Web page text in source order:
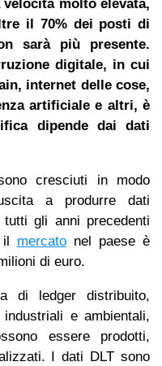
molto elevata,
il 70% dei posti di
sarà più presente.
digitale, in cui
internet delle cose,
artificiale e altri, è
dipende dai dati
cresciuti in modo
a produrre dati
gli anni precedenti
il mercatonel paese è
di euro.
di ledger distribuito,
e ambientali,
essere prodotti,
I dati DLT sono